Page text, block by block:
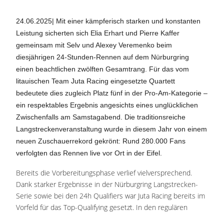
24.06.2025| Mit einer kämpferisch starken und konstanten
Leistung sicherten sich Elia Erhart und Pierre Kaffer
gemeinsam mit Selv und Alexey Veremenko beim
diesjährigen 24-Stunden-Rennen auf dem Nürburgring
einen beachtlichen zwölften Gesamtrang. Für das vom
litauischen Team Juta Racing eingesetzte Quartett
bedeutete dies zugleich Platz fünf in der Pro-Am-Kategorie –
ein respektables Ergebnis angesichts eines unglücklichen
Zwischenfalls am Samstagabend. Die traditionsreiche
Langstreckenveranstaltung wurde in diesem Jahr von einem
neuen Zuschauerrekord gekrönt: Rund 280.000 Fans
verfolgten das Rennen live vor Ort in der Eifel.
Bereits die Vorbereitungsphase verlief vielversprechend.
Dank starker Ergebnisse in der Nürburgring Langstrecken-
Serie sowie bei den 24h Qualifiers war Juta Racing bereits im
Vorfeld für das Top-Qualifying gesetzt. In den regulären